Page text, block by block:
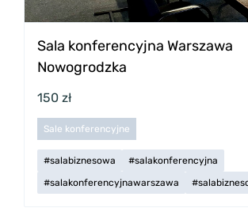
Sala konferencyjna Warszawa
Nowogrodzka
150 zł
Sale konferencyjne
#salabiznesowa
#salakonferencyjna
#salakonferencyjnawarszawa